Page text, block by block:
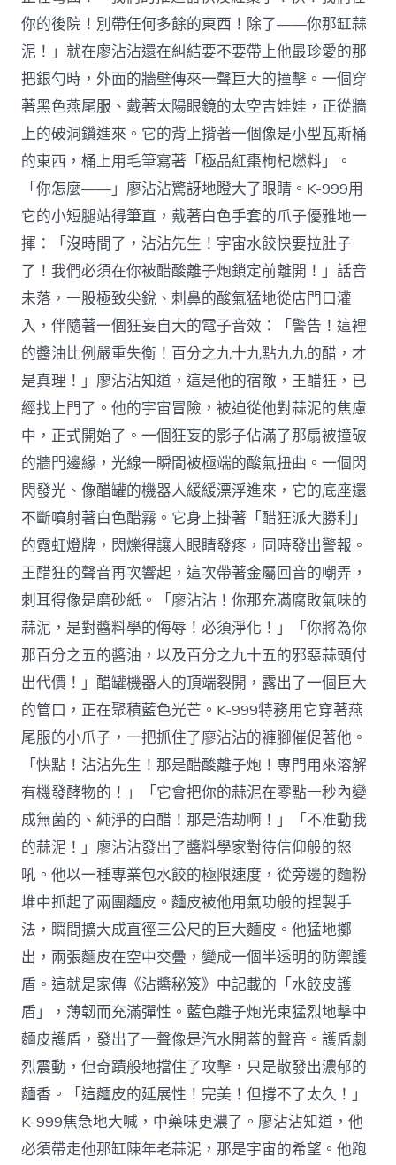
你的後院！別帶任何多餘的東西！除了——你那缸蒜
泥！」就在廖沾沾還在糾結要不要帶上他最珍愛的那
把銀勺時，外面的牆壁傳來一聲巨大的撞擊。一個穿
著黑色燕尾服、戴著太陽眼鏡的太空吉娃娃，正從牆
上的破洞鑽進來。它的背上揹著一個像是小型瓦斯桶
的東西，桶上用毛筆寫著「極品紅棗枸杞燃料」。
「你怎麼——」廖沾沾驚訝地瞪大了眼睛。K-999用
它的小短腿站得筆直，戴著白色手套的爪子優雅地一
揮：「沒時間了，沾沾先生！宇宙水餃快要拉肚子
了！我們必須在你被醋酸離子炮鎖定前離開！」話音
未落，一股極致尖銳、刺鼻的酸氣猛地從店門口灌
入，伴隨著一個狂妄自大的電子音效：「警告！這裡
的醬油比例嚴重失衡！百分之九十九點九九的醋，才
是真理！」廖沾沾知道，這是他的宿敵，王醋狂，已
經找上門了。他的宇宙冒險，被迫從他對蒜泥的焦慮
中，正式開始了。一個狂妄的影子佔滿了那扇被撞破
的牆門邊緣，光線一瞬間被極端的酸氣扭曲。一個閃
閃發光、像醋罐的機器人緩緩漂浮進來，它的底座還
不斷噴射著白色醋霧。它身上掛著「醋狂派大勝利」
的霓虹燈牌，閃爍得讓人眼睛發疼，同時發出警報。
王醋狂的聲音再次響起，這次帶著金屬回音的嘲弄，
刺耳得像是磨砂紙。「廖沾沾！你那充滿腐敗氣味的
蒜泥，是對醬料學的侮辱！必須淨化！」「你將為你
那百分之五的醬油，以及百分之九十五的邪惡蒜頭付
出代價！」醋罐機器人的頂端裂開，露出了一個巨大
的管口，正在聚積藍色光芒。K-999特務用它穿著燕
尾服的小爪子，一把抓住了廖沾沾的褲腳催促著他。
「快點！沾沾先生！那是醋酸離子炮！專門用來溶解
有機發酵物的！」「它會把你的蒜泥在零點一秒內變
成無菌的、純淨的白醋！那是浩劫啊！」「不准動我
的蒜泥！」廖沾沾發出了醬料學家對待信仰般的怒
吼。他以一種專業包水餃的極限速度，從旁邊的麵粉
堆中抓起了兩團麵皮。麵皮被他用氣功般的捏製手
法，瞬間擴大成直徑三公尺的巨大麵皮。他猛地擲
出，兩張麵皮在空中交疊，變成一個半透明的防禦護
盾。這就是家傳《沾醬秘笈》中記載的「水餃皮護
盾」，薄韌而充滿彈性。藍色離子炮光束猛烈地擊中
麵皮護盾，發出了一聲像是汽水開蓋的聲音。護盾劇
烈震動，但奇蹟般地擋住了攻擊，只是散發出濃郁的
麵香。「這麵皮的延展性！完美！但撐不了太久！」
K-999焦急地大喊，中藥味更濃了。廖沾沾知道，他
必須帶走他那缸陳年老蒜泥，那是宇宙的希望。他跑